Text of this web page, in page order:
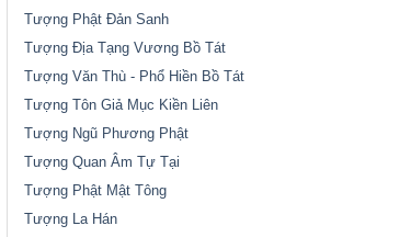
Tượng Phật Đản Sanh
Tượng Địa Tạng Vương Bồ Tát
Tượng Văn Thù - Phổ Hiền Bồ Tát
Tượng Tôn Giả Mục Kiền Liên
Tượng Ngũ Phương Phật
Tượng Quan Âm Tự Tại
Tượng Phật Mật Tông
Tượng La Hán